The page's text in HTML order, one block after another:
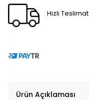
Hızlı Teslimat
Ürün Açıklaması